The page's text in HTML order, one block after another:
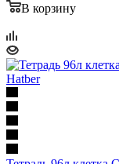
В корзину